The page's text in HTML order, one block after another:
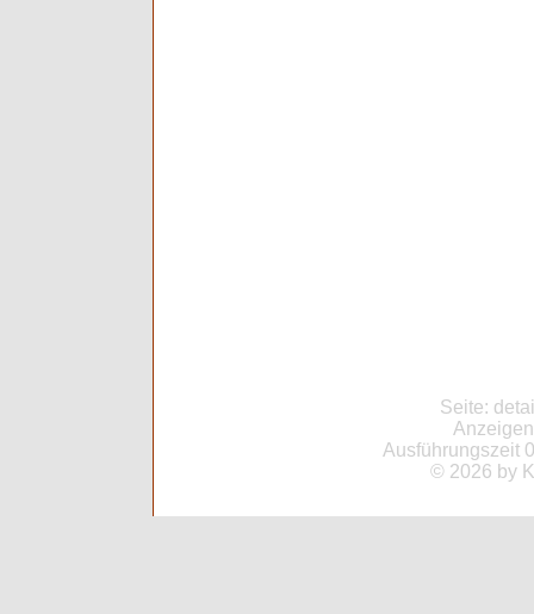
Seite:
Ausführungszeit
© 2026 by